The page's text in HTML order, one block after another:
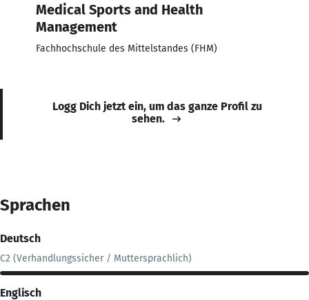
Medical Sports and Health
Management
Fachhochschule des Mittelstandes (FHM)
Logg Dich jetzt ein, um das ganze Profil zu
sehen.
Sprachen
Deutsch
C2 (Verhandlungssicher / Muttersprachlich)
Englisch